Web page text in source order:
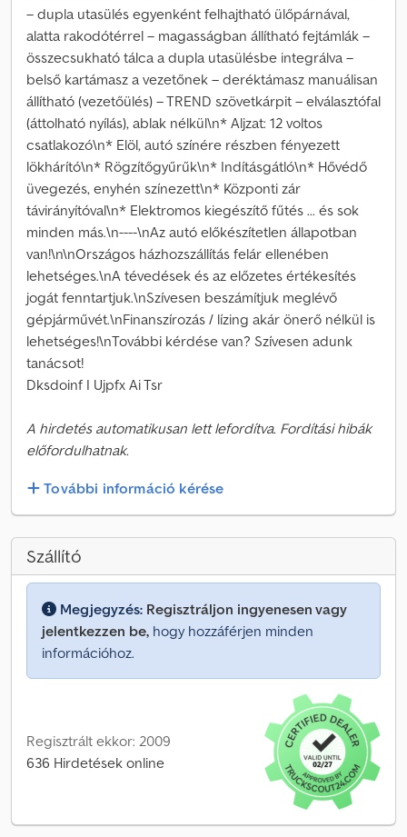
– dupla utasülés egyenként felhajtható ülőpárnával,
alatta rakodótérrel – magasságban állítható fejtámlák –
összecsukható tálca a dupla utasülésbe integrálva –
belső kartámasz a vezetőnek – deréktámasz manuálisan
állítható (vezetőülés) – TREND szövetkárpit – elválasztófal
(áttolható nyílás), ablak nélkül\n* Aljzat: 12 voltos
csatlakozó\n* Elöl, autó színére részben fényezett
lökhárító\n* Rögzítőgyűrűk\n* Indításgátló\n* Hővédő
üvegezés, enyhén színezett\n* Központi zár
távirányítóval\n* Elektromos kiegészítő fűtés ... és sok
minden más.\n----\nAz autó előkészítetlen állapotban
van!\n\nOrszágos házhozszállítás felár ellenében
lehetséges.\nA tévedések és az előzetes értékesítés
jogát fenntartjuk.\nSzívesen beszámítjuk meglévő
gépjárművét.\nFinanszírozás / lízing akár önerő nélkül is
lehetséges!\nTovábbi kérdése van? Szívesen adunk
tanácsot!
Dksdoinf I Ujpfx Ai Tsr
A hirdetés automatikusan lett lefordítva. Fordítási hibák
előfordulhatnak.
További információ kérése
Szállító
Megjegyzés: Regisztráljon ingyenesen vagy
jelentkezzen be, hogy hozzáférjen minden
információhoz.
Regisztrált ekkor: 2009
636 Hirdetések online